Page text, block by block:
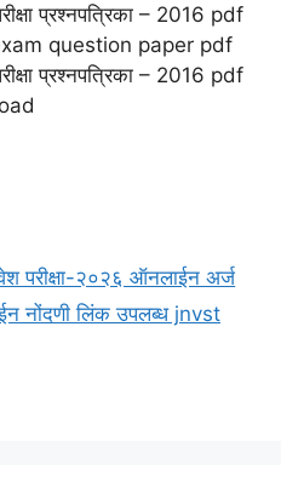
प्रश्नपत्रिका – 2016 pdf
question paper pdf
प्रश्नपत्रिका – 2016 pdf
परीक्षा-२०२६ ऑनलाईन अर्ज
नोंदणी लिंक उपलब्ध jnvst